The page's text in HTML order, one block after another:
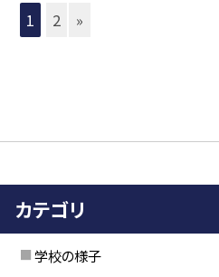
1 2 »
カテゴリ
学校の様子